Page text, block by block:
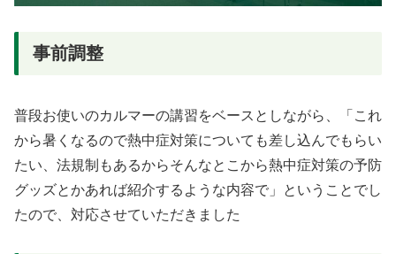
事前調整
普段お使いのカルマーの講習をベースとしながら、「これ
から暑くなるので熱中症対策についても差し込んでもらい
たい、法規制もあるからそんなとこから熱中症対策の予防
グッズとかあれば紹介するような内容で」ということでし
たので、対応させていただきました